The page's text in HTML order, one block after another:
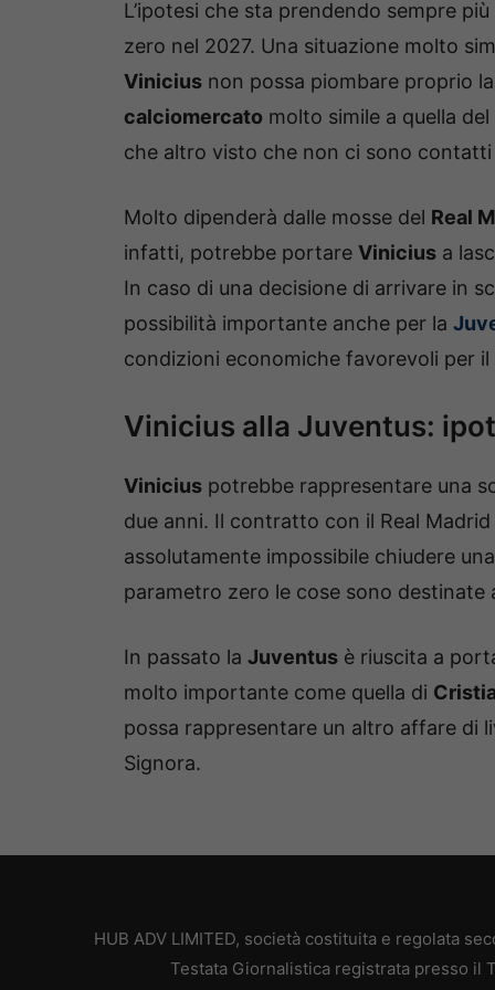
L’ipotesi che sta prendendo sempre
zero nel 2027. Una situazione molto
Vinicius non possa piombare proprio
calciomercato molto simile a quella
che altro visto che non ci sono
Molto dipenderà dalle mosse del Real
infatti, potrebbe portare Vinicius a
In caso di una decisione di arrivare in
possibilità importante anche per la
condizioni economiche favorevoli per
Vinicius alla Juventus:
Vinicius potrebbe rappresentare una
due anni. Il contratto con il Real
assolutamente impossibile chiudere
parametro zero le cose sono destinate
In passato la Juventus è riuscita a
molto importante come quella di
possa rappresentare un altro affare di
Signora.
HUB ADV LIMITED, società costituita e regolata
Testata Giornalistica registrata presso il